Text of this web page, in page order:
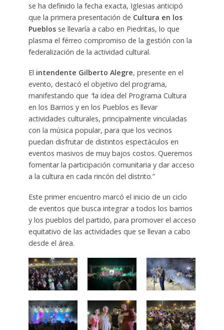
se ha definido la fecha exacta, Iglesias anticipó
que la primera presentación de Cultura en los
Pueblosse llevaría a cabo en Piedritas, lo que
plasma el férreo compromiso de la gestión con la
federalización de la actividad cultural.
El intendente Gilberto Alegre, presente en el
evento, destacó el objetivo del programa,
manifestando que “la idea del Programa Cultura
en los Barrios y en los Pueblos es llevar
actividades culturales, principalmente vinculadas
con la música popular, para que los vecinos
puedan disfrutar de distintos espectáculos en
eventos masivos de muy bajos costos. Queremos
fomentar la participación comunitaria y dar acceso
a la cultura en cada rincón del distrito.”
Este primer encuentro marcó el inicio de un ciclo
de eventos que busca integrar a todos los barrios
y los pueblos del partido, para promover el acceso
equitativo de las actividades que se llevan a cabo
desde el área.